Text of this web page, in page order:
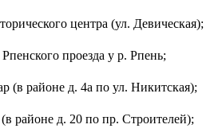
центра (ул. Девическая);
проезда у р. Рпень;
(в районе д. 4а по ул. Никитская);
районе д. 20 по пр. Строителей);